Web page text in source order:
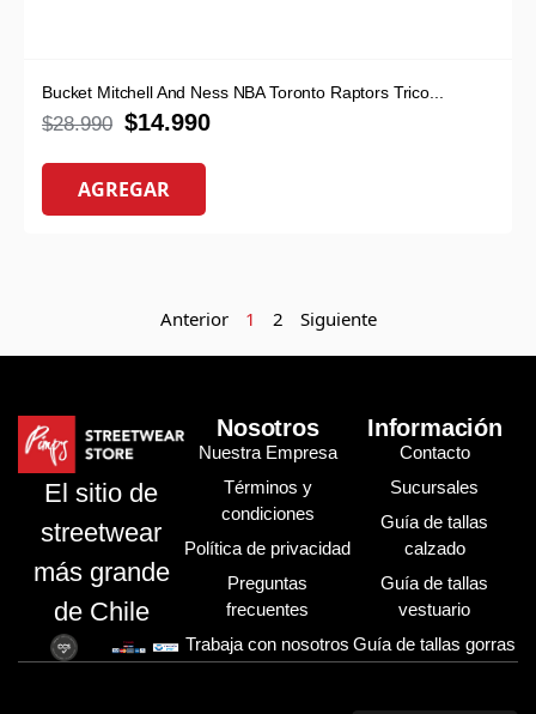
Bucket Mitchell And Ness NBA Toronto Raptors Trico...
$28.990 $14.990
AGREGAR
Anterior 1 2 Siguiente
El sitio de
streetwear
más grande
de Chile
Nosotros
Nuestra Empresa
Términos y
condiciones
Política de privacidad
Preguntas
frecuentes
Trabaja con nosotros
Información
Contacto
Sucursales
Guía de tallas
calzado
Guía de tallas
vestuario
Guía de tallas gorras